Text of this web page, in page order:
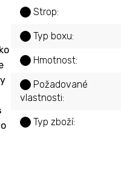
Strop:
Typ boxu:
Hmotnost:
Požadované
vlastnosti:
Typ zboží: